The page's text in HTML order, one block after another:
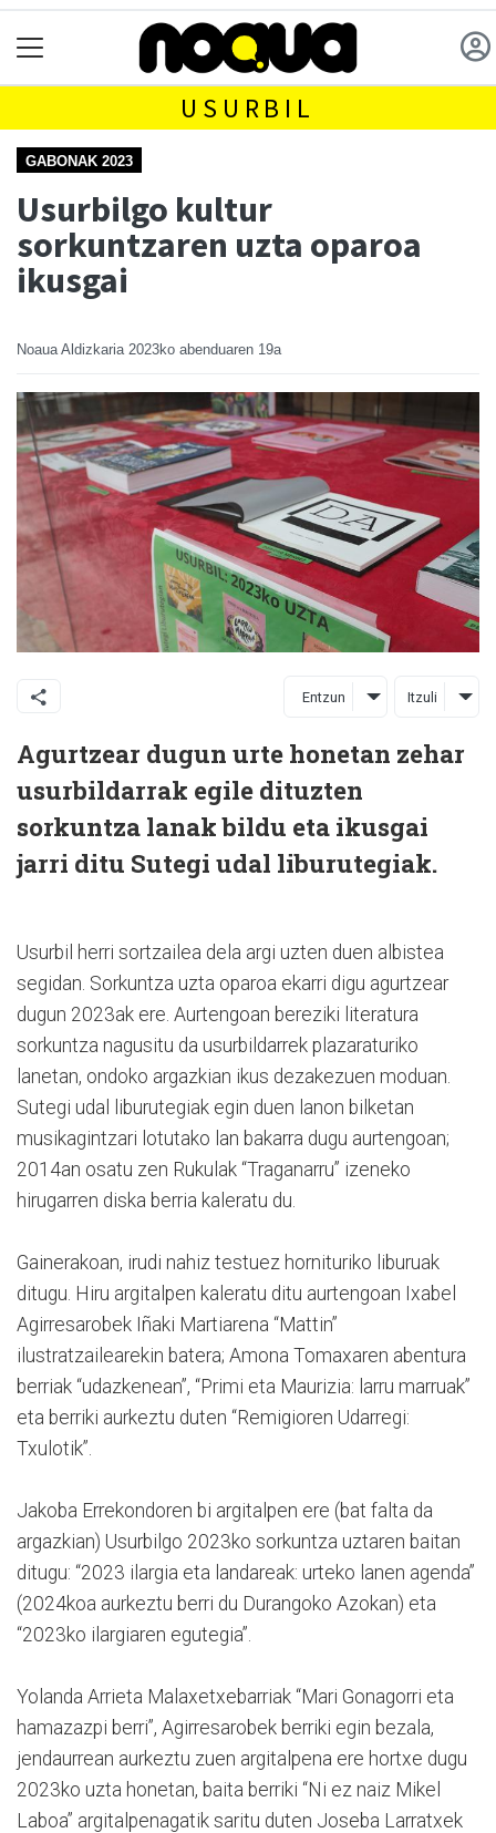
USURBIL
GABONAK 2023
Usurbilgo kultur
sorkuntzaren uzta oparoa
ikusgai
Noaua Aldizkaria 2023ko abenduaren 19a
Entzun Itzuli
Agurtzear dugun urte honetan zehar
usurbildarrak egile dituzten
sorkuntza lanak bildu eta ikusgai
jarri ditu Sutegi udal liburutegiak.
Usurbil herri sortzailea dela argi uzten duen albistea
segidan. Sorkuntza uzta oparoa ekarri digu agurtzear
dugun 2023ak ere. Aurtengoan bereziki literatura
sorkuntza nagusitu da usurbildarrek plazaraturiko
lanetan, ondoko argazkian ikus dezakezuen moduan.
Sutegi udal liburutegiak egin duen lanon bilketan
musikagintzari lotutako lan bakarra dugu aurtengoan;
2014an osatu zen Rukulak “Traganarru” izeneko
hirugarren diska berria kaleratu du.
Gainerakoan, irudi nahiz testuez hornituriko liburuak
ditugu. Hiru argitalpen kaleratu ditu aurtengoan Ixabel
Agirresarobek Iñaki Martiarena “Mattin”
ilustratzailearekin batera; Amona Tomaxaren abentura
berriak “udazkenean”, “Primi eta Maurizia: larru marruak”
eta berriki aurkeztu duten “Remigioren Udarregi:
Txulotik”.
Jakoba Errekondoren bi argitalpen ere (bat falta da
argazkian) Usurbilgo 2023ko sorkuntza uztaren baitan
ditugu: “2023 ilargia eta landareak: urteko lanen agenda”
(2024koa aurkeztu berri du Durangoko Azokan) eta
“2023ko ilargiaren egutegia”.
Yolanda Arrieta Malaxetxebarriak “Mari Gonagorri eta
hamazazpi berri”, Agirresarobek berriki egin bezala,
jendaurrean aurkeztu zuen argitalpena ere hortxe dugu
2023ko uzta honetan, baita berriki “Ni ez naiz Mikel
Laboa” argitalpenagatik saritu duten Joseba Larratxek